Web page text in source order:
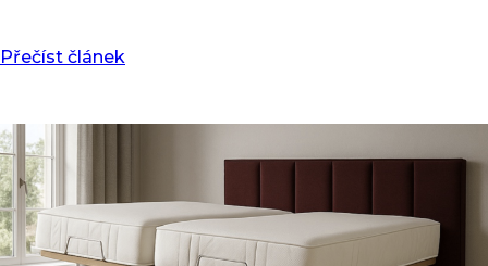
Přečíst článek